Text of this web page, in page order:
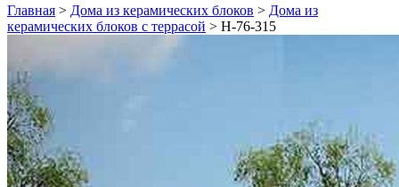
Главная > Дома из керамических блоков > Дома из
керамических блоков с террасой > Н-76-315